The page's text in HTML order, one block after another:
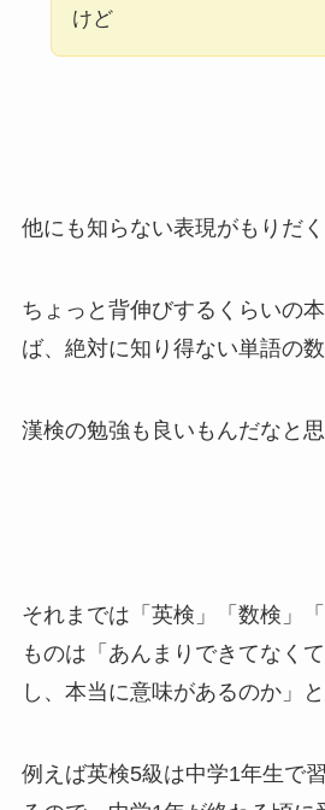
けど
他にも知らない表現がもりだく
ちょっと背伸びするくらいの
ば、絶対に知り得ない単語の数
漢検の勉強も良いもんだなと思
それまでは「英検」「数検」
ものは「あんまりできてなく
し、本当に意味があるのか」
例えば英検5級は中学1年生で